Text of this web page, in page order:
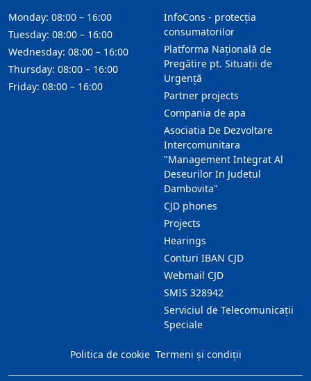
InfoCons - protecția
consumatorilor
Platforma Națională de
Pregătire pt. Situații de
Urgență
Partner projects
Compania de apa
Asociatia De Dezvoltare
Intercomunitara
"Management Integrat Al
Deseurilor In Judetul
Dambovita"
CJD phones
Projects
Hearings
Conturi IBAN CJD
Webmail CJD
SMIS 328942
Serviciul de Telecomunicații
Speciale
Monday: 08:00 – 16:00
Tuesday: 08:00 – 16:00
Wednesday: 08:00 – 16:00
Thursday: 08:00 – 16:00
Friday: 08:00 – 16:00
Politica de cookie Termeni și condiții